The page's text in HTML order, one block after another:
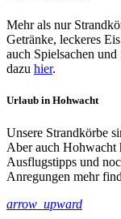
Mehr als nur
Getränke, leckeres
auch Spielsachen
dazu hier.
Urlaub in Hohwacht
Unsere Strandkörbe
Aber auch Hohwacht
Ausflugstipps und
Anregungen mehr
arrow_upward